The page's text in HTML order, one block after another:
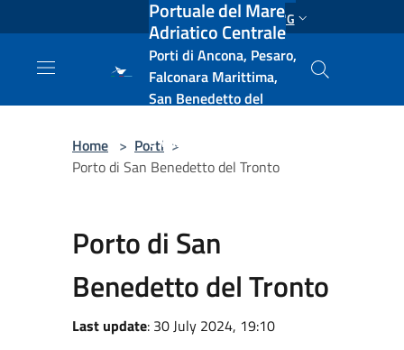
Salta al contenuto principale ENG
Portuale del Mare
Adriatico Centrale
Porti di Ancona, Pesaro,
Falconara Marittima,
San Benedetto del
e Vasto
Home > Porti >
Porto di San Benedetto del Tronto
Porto di San
Benedetto del Tronto
Last update: 30 July 2024, 19:10